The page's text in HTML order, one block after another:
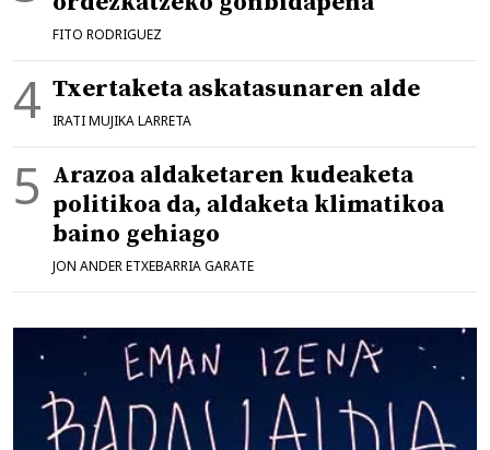
FITO RODRIGUEZ
Txertaketa askatasunaren alde
IRATI MUJIKA LARRETA
Arazoa aldaketaren kudeaketa
politikoa da, aldaketa klimatikoa
baino gehiago
JON ANDER ETXEBARRIA GARATE